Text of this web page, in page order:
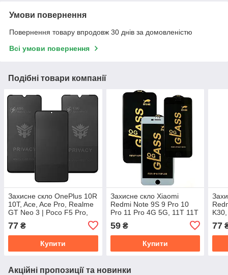
Умови повернення
Повернення товару впродовж 30 днів за домовленістю
Всі умови повернення
Подібні товари компанії
Захисне скло OnePlus 10R
10T, Ace, Ace Pro, Realme
GT Neo 3 | Poco F5 Pro,
Redmi K60 K60 Pro, Redmi
Note 13 4G (ESD Privacy
77 ₴
Купити
Захисне скло Xiaomi
Redmi Note 9S 9 Pro 10
Pro 11 Pro 4G 5G, 11T 11T
Pro, Redmi K30, Poco F2
Pro X2 X3 | Galaxy A71
M51 (OG Full
59₴
Купити
3V,
77
Акційні пропозиції та новинки